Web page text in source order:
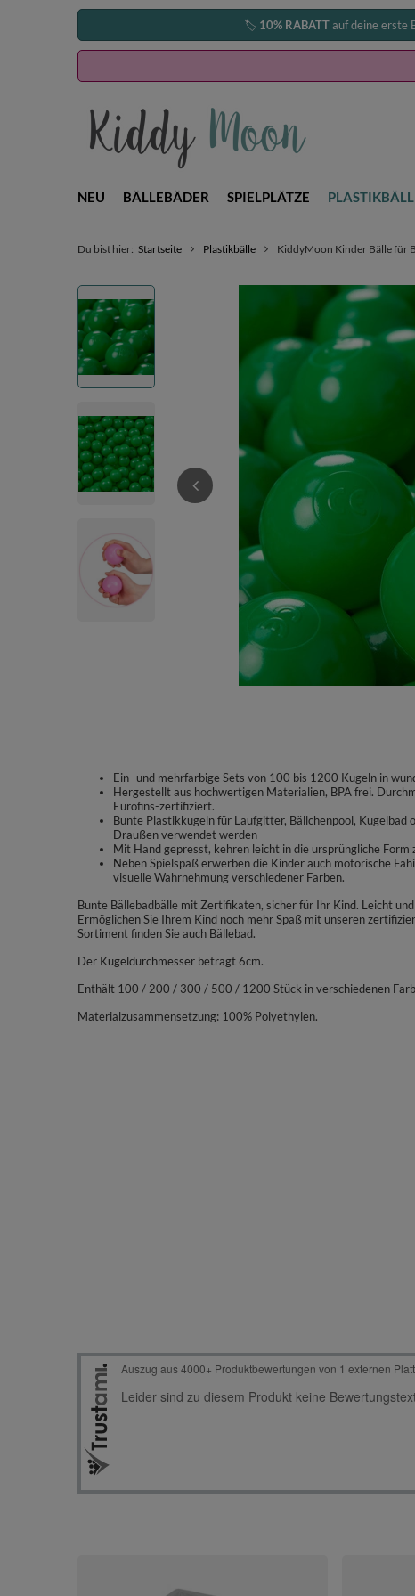
🏷️ 10% RABATTauf deine erste
NEU BÄLLEBÄDER SPIELPLÄTZE
Du bist hier: Startseite Plastikbälle KiddyMoon Kinder Bälle für
Ein- und mehrfarbige Sets von 100 bis 1200 Kugeln in
Hergestellt aus hochwertigen Materialien, BPA frei.
Eurofins-zertifiziert.
Bunte Plastikkugeln für Laufgitter, Bällchenpool, Kugelbad
Draußen verwendet werden
Mit Hand gepresst, kehren leicht in die ursprüngliche Form
Neben Spielspaß erwerben die Kinder auch motorische
visuelle Wahrnehmung verschiedener Farben.
Bunte Bällebadbälle mit Zertifikaten, sicher für Ihr Kind. Leicht
Ermöglichen Sie Ihrem Kind noch mehr Spaß mit unseren
Sortiment finden Sie auch Bällebad.
Der Kugeldurchmesser beträgt 6cm.
Enthält 100 / 200 / 300 / 500 / 1200 Stück in verschiedenen
Materialzusammensetzung: 100% Polyethylen.